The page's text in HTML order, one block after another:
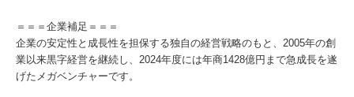
＝＝＝企業補足＝＝＝
企業の安定性と成長性を担保する独自の経営戦略のもと、2005年の創
業以来黒字経営を継続し、2024年度には年商1428億円まで急成長を遂
げたメガベンチャーです。